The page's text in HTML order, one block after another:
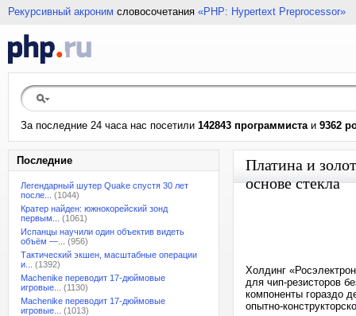
Рекурсивный акроним словосочетания «PHP: Hypertext Preprocessor»
За последние 24 часа нас посетили 142843 программистаи 9362
Последние
Легендарный шутер Quake спустя 30 лет
после...
(1044)
Кратер найден: южнокорейский зонд
первым...
(1061)
Испанцы научили один объектив видеть
объём —...
(956)
Тактический экшен, масштабные операции
и...
(1392)
Machenike переводит 17-дюймовые
игровые...
(1130)
Machenike переводит 17-дюймовые
игровые...
(1013)
Платина и
основе стекла
Холдинг
для чип-резисторов
компоненты гораздо
опытно-